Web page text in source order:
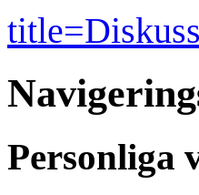
Personliga